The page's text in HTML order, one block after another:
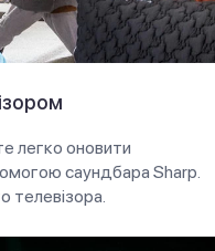
легко оновити
саундбара Sharp.
телевізора.